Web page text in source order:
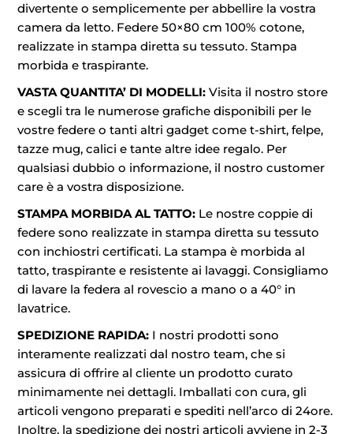
divertente o semplicemente per abbellire la vostra
camera da letto. Federe 50×80 cm 100% cotone,
realizzate in stampa diretta su tessuto. Stampa
morbida e traspirante.
VASTA QUANTITA’ DI MODELLI:Visita il nostro store
e scegli tra le numerose grafiche disponibili per le
vostre federe o tanti altri gadget come t-shirt, felpe,
tazze mug, calici e tante altre idee regalo. Per
qualsiasi dubbio o informazione, il nostro customer
care è a vostra disposizione.
STAMPA MORBIDA AL TATTO: Le nostre coppie di
federe sono realizzate in stampa diretta su tessuto
con inchiostri certificati. La stampa è morbida al
tatto, traspirante e resistente ai lavaggi. Consigliamo
di lavare la federa al rovescio a mano o a 40° in
lavatrice.
SPEDIZIONE RAPIDA: I nostri prodotti sono
interamente realizzati dal nostro team, che si
assicura di offrire al cliente un prodotto curato
minimamente nei dettagli. Imballati con cura, gli
articoli vengono preparati e spediti nell’arco di 24ore.
Inoltre, la spedizione dei nostri articoli avviene in 2-3